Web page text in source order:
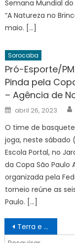
Semana Mundial
“A Natureza no
maio. […]
Sorocaba
Pró-Esporte/
Pinda pela
– Agência de
Posted
on
abril 26, 2023
O time de
joga, neste sábado
Escola Portal, no
da Copa São Paulo
organizada pela
torneio reúne as
Paulo. […]
Terra e Paixão: reviravolta emocionante está prestes a mudar o destino de Aline
Pesquisar